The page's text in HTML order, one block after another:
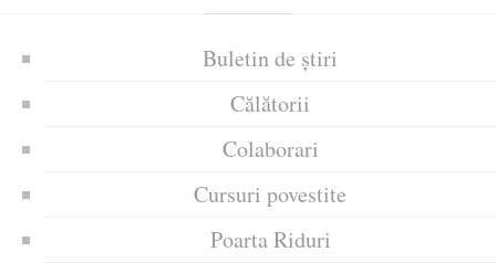
Buletin de știri
Călătorii
Colaborari
Cursuri povestite
Poarta Riduri